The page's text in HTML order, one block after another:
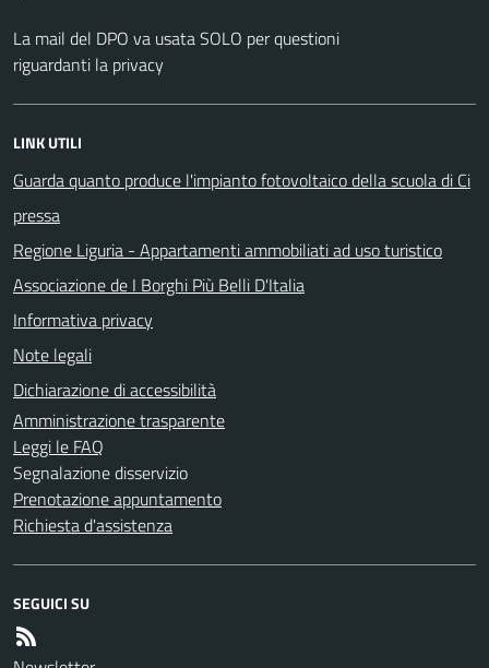
La mail del DPO va usata SOLO per questioni
riguardanti la privacy
LINK UTILI
Guarda quanto produce l'impianto fotovoltaico della scuola di Ci
pressa
Regione Liguria - Appartamenti ammobiliati ad uso turistico
Associazione de I Borghi Più Belli D'Italia
Informativa privacy
Note legali
Dichiarazione di accessibilità
Amministrazione trasparente
Leggi le FAQ
Segnalazione disservizio
Prenotazione appuntamento
Richiesta d'assistenza
SEGUICI SU